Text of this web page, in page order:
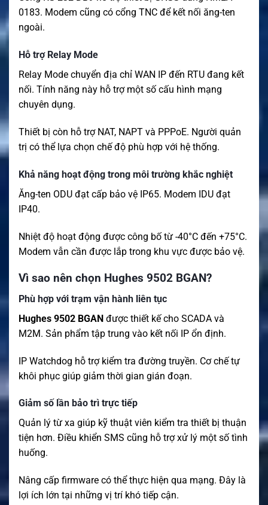
0183. Modem cũng có cổng TNC để kết nối ăng-ten
ngoài.
Hỗ trợ Relay Mode
Relay Mode chuyển địa chỉ WAN IP đến RTU đang kết
nối. Tính năng này hỗ trợ một số cấu hình mạng
chuyên dụng.
Thiết bị còn hỗ trợ NAT, NAPT và PPPoE. Người quản
trị có thể lựa chọn chế độ phù hợp với hệ thống.
Khả năng hoạt động trong môi trường khắc nghiệt
Ăng-ten ODU đạt cấp bảo vệ IP65. Modem IDU đạt
IP40.
Nhiệt độ hoạt động được công bố từ -40°C đến +75°C.
Modem vẫn cần được lắp trong khu vực được bảo vệ.
Vì sao nên chọn Hughes 9502 BGAN?
Phù hợp với trạm vận hành liên tục
Hughes 9502 BGAN được thiết kế cho SCADA và
M2M. Sản phẩm tập trung vào kết nối IP ổn định.
IP Watchdog hỗ trợ kiểm tra đường truyền. Cơ chế tự
khôi phục giúp giảm thời gian gián đoạn.
Giảm số lần bảo trì trực tiếp
Quản lý từ xa giúp kỹ thuật viên kiểm tra thiết bị thuận
tiện hơn. Điều khiển SMS cũng hỗ trợ xử lý một số tình
huống.
Nâng cấp firmware có thể thực hiện qua mạng. Đây là
lợi ích lớn tại những vị trí khó tiếp cận.